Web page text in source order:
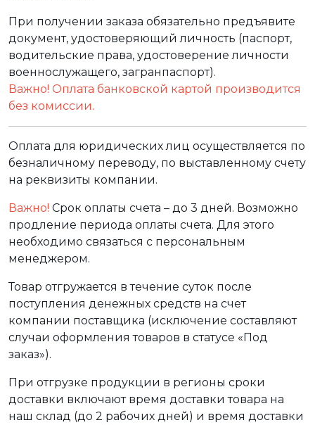
При получении заказа обязательно предъявите
документ, удостоверяющий личность (паспорт,
водительские права, удостоверение личности
военнослужащего, загранпаспорт).
Важно! Оплата банковской картой производится
без комиссии.
Оплата для юридических лиц осуществляется по
безналичному переводу, по выставленному счету
на реквизиты компании.
Важно! Срок оплаты счета – до 3 дней. Возможно
продление периода оплаты счета. Для этого
необходимо связаться с персональным
менеджером.
Товар отгружается в течение суток после
поступления денежных средств на счет
компании поставщика (исключение составляют
случаи оформления товаров в статусе «Под
заказ»).
При отгрузке продукции в регионы сроки
доставки включают время доставки товара на
наш склад (до 2 рабочих дней) и время доставки